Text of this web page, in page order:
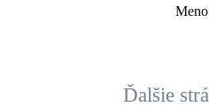
Ďalšie